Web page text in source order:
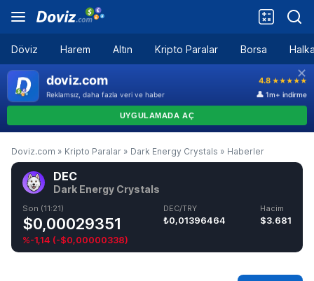
Döviz Harem Altın Kripto Paralar Borsa
Doviz.com » Kripto Paralar » Dark Energy Crystals » Haberler
DEC
Dark Energy Crystals
Son (11:21)
$0,00029351
%-1,14 (-$0,00000338)
DEC/TRY
₺0,01396464
Hacim
$3.681